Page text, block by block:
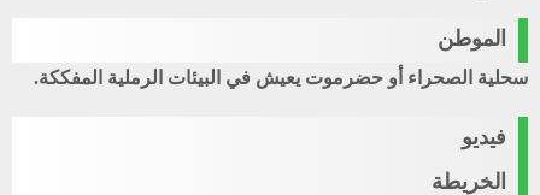
الموطن
سحلية الصحراء أو حضرموت يعيش في البيئات الرملية المفككة.
فيديو
الخريطة